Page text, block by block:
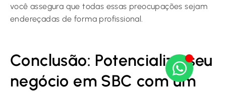
você assegura que todas essas preocupações sejam
endereçadas de forma profissional.
Conclusão: Potencialize seu
negócio em SBC com um